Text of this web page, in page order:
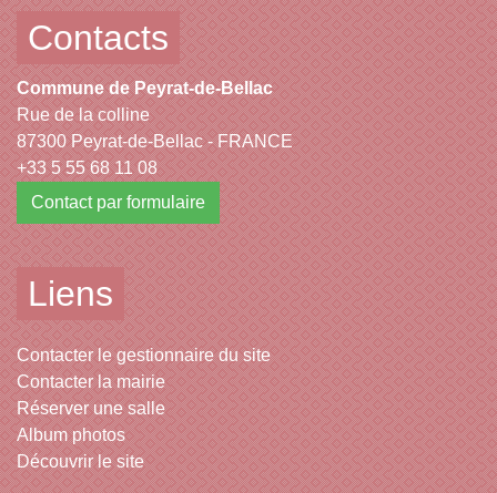
Contacts
Commune de Peyrat-de-Bellac
Rue de la colline
87300 Peyrat-de-Bellac - FRANCE
+33 5 55 68 11 08
Contact par formulaire
Liens
Contacter le gestionnaire du site
Contacter la mairie
Réserver une salle
Album photos
Découvrir le site